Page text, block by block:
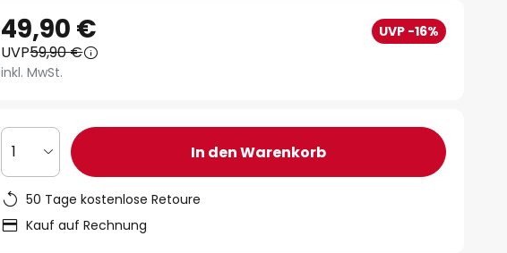
49,90 € UVP -16%
UVP59,90 €
inkl. MwSt.
1 In den Warenkorb
50 Tage kostenlose Retoure
Kauf auf Rechnung